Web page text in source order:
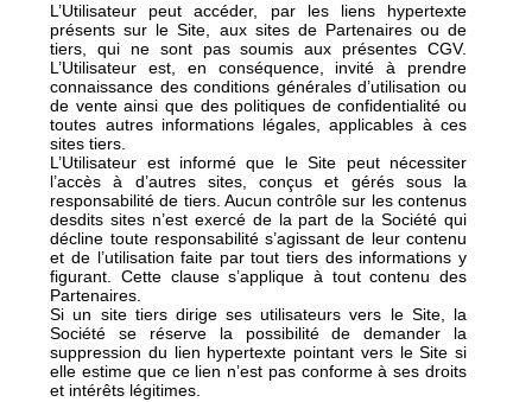
L’Utilisateur peut accéder, par les liens hypertexte
présents sur le Site, aux sites de Partenaires ou de
tiers, qui ne sont pas soumis aux présentes CGV.
L’Utilisateur est, en conséquence, invité à prendre
connaissance des conditions générales d’utilisation ou
de vente ainsi que des politiques de confidentialité ou
toutes autres informations légales, applicables à ces
sites tiers.
L’Utilisateur est informé que le Site peut nécessiter
l’accès à d’autres sites, conçus et gérés sous la
responsabilité de tiers. Aucun contrôle sur les contenus
desdits sites n’est exercé de la part de la Société qui
décline toute responsabilité s’agissant de leur contenu
et de l’utilisation faite par tout tiers des informations y
figurant. Cette clause s’applique à tout contenu des
Partenaires.
Si un site tiers dirige ses utilisateurs vers le Site, la
Société se réserve la possibilité de demander la
suppression du lien hypertexte pointant vers le Site si
elle estime que ce lien n’est pas conforme à ses droits
et intérêts légitimes.